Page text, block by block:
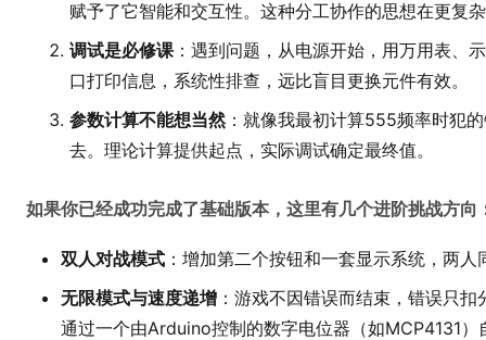
赋予了它智能和交互性。这种分工协作的思想在更复
调试是必修课 ：遇到问题，从电源开始，用万用表、
口打印信息，系统性排查，远比盲目更换元件有效。
参数计算不能想当然：就像我最初计算555频率时犯
去。理论计算提供起点，实际调试确定最终值。
如果你已经成功完成了基础版本，这里有几个进阶挑战方向
双人对战模式 ：增加第二个按钮和一套显示系统，两
无限模式与速度递增 ：游戏不因错误而结束，错误只
通过一个由Arduino控制的数字电位器（如MCP4131）